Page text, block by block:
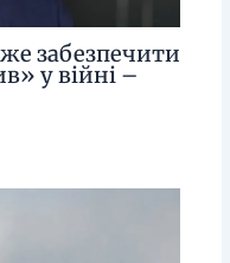
забезпечити
у війні –